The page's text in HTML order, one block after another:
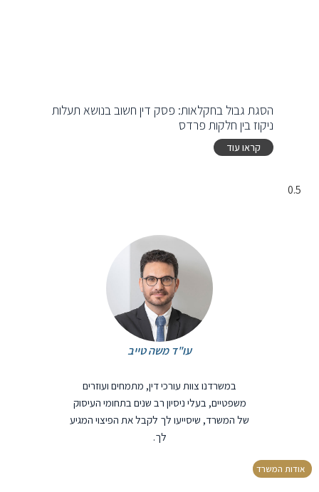
הסגת גבול בחקלאות: פסק דין חשוב בנושא תעלות
ניקוז בין חלקות פרדס
קראו עוד
עו"ד משה טייב
במשרדנו צוות עורכי דין, מתמחים ועוזרים
משפטיים, בעלי ניסיון רב שנים בתחומי העיסוק
של המשרד, שיסייעו לך לקבל את הפיצוי המגיע
לך.
אודות המשרד